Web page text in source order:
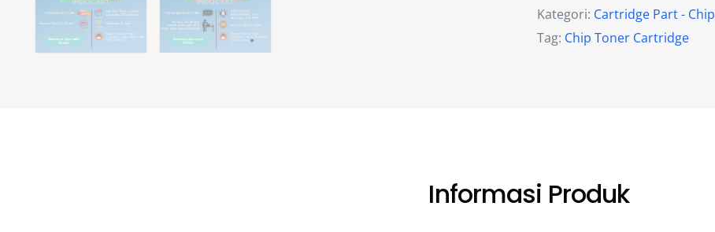
Kategori: Cartridge Part - Chip
Tag: Chip Toner Cartridge
Informasi Produk